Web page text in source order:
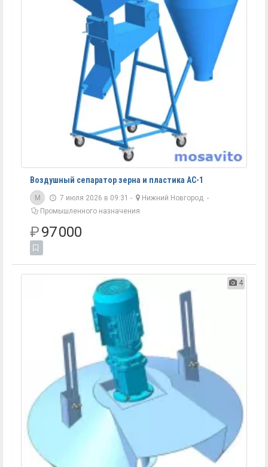
Воздушный сепаратор зерна и пластика АС-1
M 7 июля 2026 в 09:31 - Нижний Новгород -
Промышленного назначения
₽97 000
4